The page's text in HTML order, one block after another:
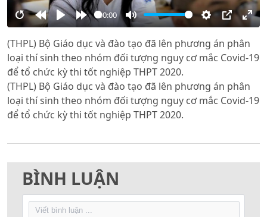
RestartRewind
10s
PlayForward
10s
00:00
Mute Settings
PIP
(THPL) Bộ Giáo dục và đào tạo đã lên phương án phân
loại thí sinh theo nhóm đối tượng nguy cơ mắc Covid-19
để tổ chức kỳ thi tốt nghiệp THPT 2020.
(THPL) Bộ Giáo dục và đào tạo đã lên phương án phân
loại thí sinh theo nhóm đối tượng nguy cơ mắc Covid-19
để tổ chức kỳ thi tốt nghiệp THPT 2020.
BÌNH LUẬN